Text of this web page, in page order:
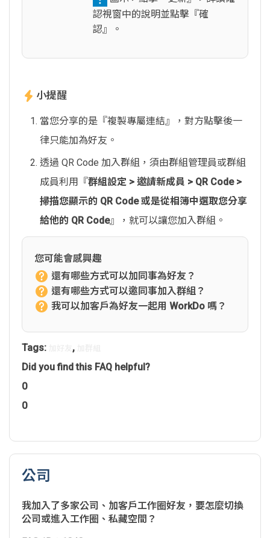
認視窗中的說明並點擊『確
認』。
小提醒
當您分享的是『複製專屬連結』，對方點擊後一
律只能加為好友。
透過 QR Code 加入群組，須由群組管理員或群組
成員利用『群組設定 > 邀請新成員 > QR Code >
掃描您顯示的 QR Code 或是從相簿中選取您分享
給他的 QR Code』，就可以讓您加入群組。
您可能會感興趣
還有哪些方式可以加同事為好友？
還有哪些方式可以邀同事加入群組？
我可以加客戶為好友一起用 WorkDo 嗎？
Tags: ,
Did you find this FAQ helpful?
0
0
公司
我加入了多家公司、加客戶工作圈好友，要怎麼切換
公司或進入工作圈、私藏空間？